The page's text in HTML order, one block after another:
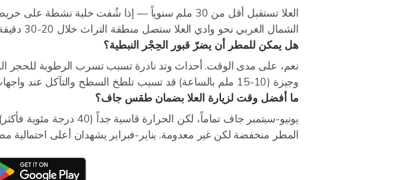
العلا تستقبل أقل من 30 ملم سنوياً — إذا شُفت خلية
الشمال الغربي نحو وادي العلا ستصل منطقة التراث خلال 20-30 دقيقة من ظهورها على حافة الهضبة.
هل يمكن للمطر أن يضرّ قبور الحِجْر النبطية؟
نعم، على مدى الوقت. أحداث وتد نادرة تسبب تسرب الرطوبة للحجر
وجيزة (10-15 ملم بالساعة) قد تسبب تلطخ السطح والتآكل عند واجهات القبور. الهيئة الملكية تراقب أحوال الطقس بعناية خلال كل حدث شتوي.
ما أفضل وقت لزيارة العلا بضمان طقس جاف؟
يونيو-سبتمبر جاف تماماً،
المطر منخفضة لكن غير معدومة. يناير-فبراير يشهدان أعلى